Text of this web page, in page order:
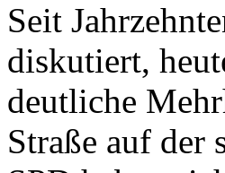
Seit
diskutiert,
deutliche
Straße auf der